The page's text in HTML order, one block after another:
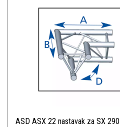
ASD ASX 22 nastavak za SX 290